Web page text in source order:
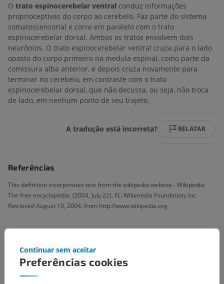
O trato espinocerebelar ventral conduz informações
proprioceptivas do corpo ao cerebelo. Faz parte do sistema
somatossensorial e corre em paralelo com o trato
espinocerebelar dorsal. Ambos os tratos envolvem dois
neurônios. O trato espinocerebelar ventral cruza para o lado
oposto do corpo primeiro na medula espinal, como parte da
comissura alba anterior, e depois cruza novamente para
terminar no cerebelo, em contraste com o trato
espinocerebelar dorsal, que não decussa, ou seja, não troca
de lado, em nenhum ponto de seu trajeto.
A tradução está incorreta? RELATAR
Referências
This definition incorporates text from the wikipedia website - Wikipedia:
The free encyclopedia. (2004, July 22). FL: Wikimedia Foundation, Inc.
Retrieved August 10, 2004, from http://www.wikipedia.org
Preferências cookies
Continuar sem aceitar